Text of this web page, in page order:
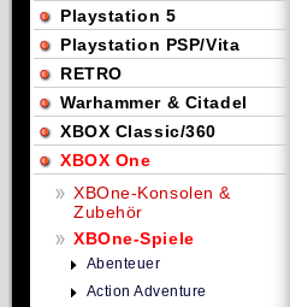
Playstation 5
Playstation PSP/Vita
RETRO
Warhammer & Citadel
XBOX Classic/360
XBOX One
XBOne-Konsolen &
Zubehör
XBOne-Spiele
Abenteuer
Action Adventure